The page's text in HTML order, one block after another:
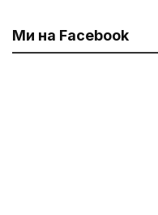
Ми на Facebook